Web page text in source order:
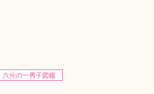
六分の一男子図鑑